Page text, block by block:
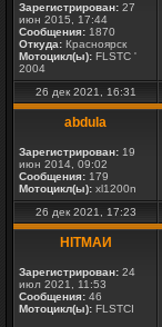
Зарегистрирован: 27
июн 2015, 17:44
Сообщения: 1870
Откуда: Красноярск
Мотоцикл(ы): FLSTC '
2004
26 дек 2021, 16:31
abdula
Зарегистрирован: 19
июн 2014, 09:02
Сообщения: 179
Мотоцикл(ы): xl1200n
26 дек 2021, 17:23
HITMAИ
Зарегистрирован: 24
июл 2021, 11:53
Сообщения: 46
Мотоцикл(ы): FLSTCI